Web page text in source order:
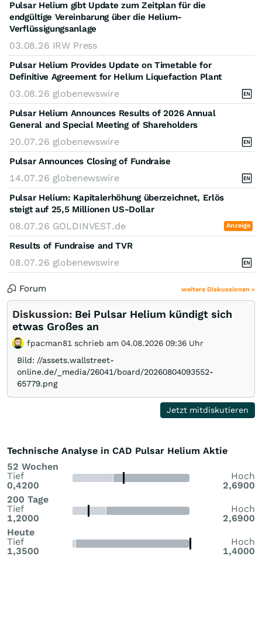
Pulsar Helium gibt Update zum Zeitplan für die
endgültige Vereinbarung über die Helium-
Verflüssigungsanlage
03.08.26 IRW Press
Pulsar Helium Provides Update on Timetable for
Definitive Agreement for Helium Liquefaction Plant
03.08.26 globenewswire
Pulsar Helium Announces Results of 2026 Annual
General and Special Meeting of Shareholders
20.07.26 globenewswire
Pulsar Announces Closing of Fundraise
14.07.26 globenewswire
Pulsar Helium: Kapitalerhöhung überzeichnet, Erlös
steigt auf 25,5 Millionen US-Dollar
08.07.26 GOLDINVEST.de Anzeige
Results of Fundraise and TVR
08.07.26 globenewswire
Forum weitere Diskussionen »
Diskussion: Bei Pulsar Helium kündigt sich
etwas Großes an
fpacman81 schrieb am 04.08.2026 09:36 Uhr
Bild: //assets.wallstreet-
online.de/_media/26041/board/20260804093552-
65779.png
Jetzt mitdiskutieren
Technische Analyse in CAD Pulsar Helium Aktie
52 Wochen
Tief
0,4200
Hoch
2,6900
200 Tage
Tief
1,2000
Hoch
2,6900
Heute
Tief
1,3500
Hoch
1,4000